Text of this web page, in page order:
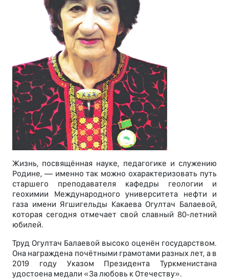
Жизнь, посвящённая науке, педагогике и служению
Родине, — именно так можно охарактеризовать путь
старшего преподавателя кафедры геологии и
геохимии Международного университета нефти и
газа имени Ягшигельды Какаева Огултач Балаевой,
которая сегодня отмечает свой славный 80-летний
юбилей.
Труд Огултач Балаевой высоко оценён государством.
Она награждена почётными грамотами разных лет, а в
2019 году Указом Президента Туркменистана
удостоена медали «За любовь к Отечеству».